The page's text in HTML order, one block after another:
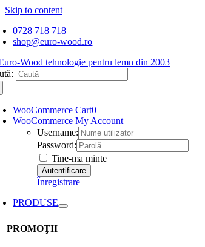
Skip to content
0728 718 718
shop@euro-wood.ro
WooCommerce Cart0
WooCommerce My Account
Username:
Password:
Tine-ma minte
Înregistrare
PRODUSE
PROMOŢII